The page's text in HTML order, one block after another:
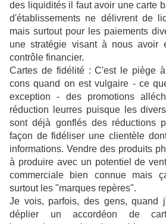
des liquidités il faut avoir une carte
d'établissements ne délivrent de
mais surtout pour les paiements
une stratégie visant à nous avoir
contrôle financier.
Cartes de fidélité : C'est le piège
cons quand on est vulgaire - ce
exception - des promotions
réduction leurres puisque les
sont déjà gonflés des réductions
façon de fidéliser une clientèle
informations. Vendre des produits
à produire avec un potentiel de
commerciale bien connue mais
surtout les "marques repères".
Je vois, parfois, des gens, quand
déplier un accordéon de